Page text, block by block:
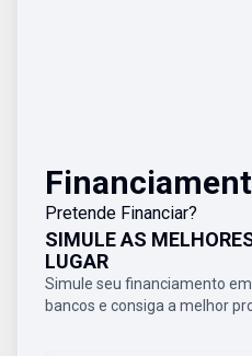
Pretende Financiar?
SIMULE AS
LUGAR
Simule seu financiamento
bancos e consiga a melhor